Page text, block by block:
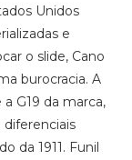
Unidos
e
o slide, Cano
burocracia. A
G19 da marca,
da 1911. Funil